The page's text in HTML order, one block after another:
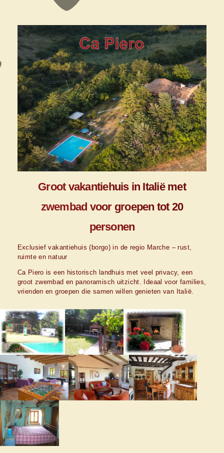
Groot vakantiehuis in Italië met
zwembad voor groepen tot 20
personen
Exclusief vakantiehuis (borgo) in de regio Marche – rust,
ruimte en natuur
Ca Piero is een historisch landhuis met veel privacy, een
groot zwembad en panoramisch uitzicht. Ideaal voor families,
vrienden en groepen die samen willen genieten van Italië.